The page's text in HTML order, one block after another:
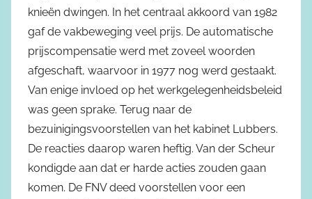
knieën dwingen. In het centraal akkoord van 1982
gaf de vakbeweging veel prijs. De automatische
prijscompensatie werd met zoveel woorden
afgeschaft, waarvoor in 1977 nog werd gestaakt.
Van enige invloed op het werkgelegenheidsbeleid
was geen sprake. Terug naar de
bezuinigingsvoorstellen van het kabinet Lubbers.
De reacties daarop waren heftig. Van der Scheur
kondigde aan dat er harde acties zouden gaan
komen. De FNV deed voorstellen voor een